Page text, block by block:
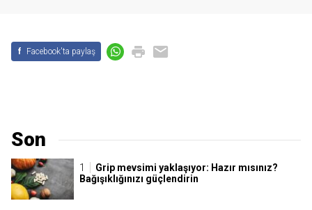
f Facebook'ta paylaş
Son
Grip mevsimi yaklaşıyor: Hazır mısınız?
Bağışıklığınızı güçlendirin